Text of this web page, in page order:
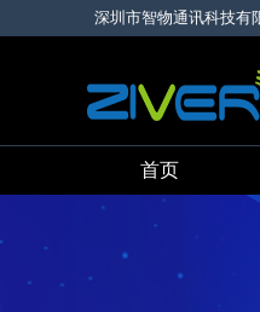
深圳市智物通讯科技有
首页